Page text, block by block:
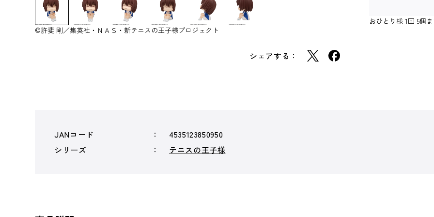
©許斐 剛／集英社・ＮＡＳ・新テニスの王子様プロジェクト
シェアする：
おひとり様 1回 5個
JANコード
4535123850950
シリーズ
テニスの王子様